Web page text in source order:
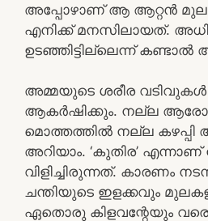
അപ്പോഴാണ് ആ ആറ്റൻ
എനിക്ക് മനസിലായത്.
ഉടഞ്ഞിട്ടില്ലെന്ന് കണ്ടാൽ
അമ്മയുടെ ശരീര
ആകർഷിക്കും. നല്ല
മൊത്തത്തിൽ നല്ല
അറിയാം. ‘കുതിര’ എന്നാണ്
വിളിച്ചിരുന്നത്. കാരണം
ചന്തിയുടെ ഇളക്കവും
ഏതൊരു കിളവന്റേയും